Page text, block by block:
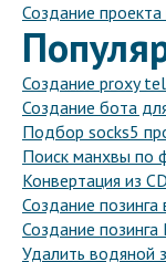
Создание проекта
Создание proxy
Создание бота
Подбор socks5
Поиск манхвы по
Конвертация из
Создание позинга
Создание
Удалить водяной